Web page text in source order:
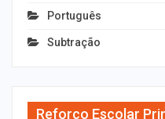
Português
Subtração
Reforço Escolar